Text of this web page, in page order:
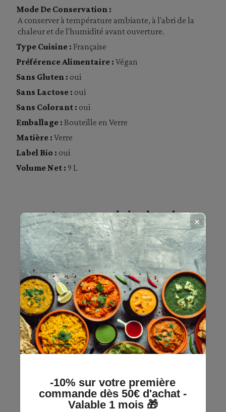
Mode De Conservation :
A conserver à température ambiante, à l'abri de la
chaleur et de l'humidité avant ouverture.
Type Cuisine : Française
Préférence Alimentaire : Végan
Sans Gluten : oui
Sans Lactose : oui
Sans Colorant : oui
Emballage : Bouteille en Verre
Matière : Verre
Label Bio : oui
Volume Net : 9 L
4 autres produits dans la
même catégorie :
-10% sur votre première
commande dès 50€ d'achat -
Valable 1 mois 🎁
✕